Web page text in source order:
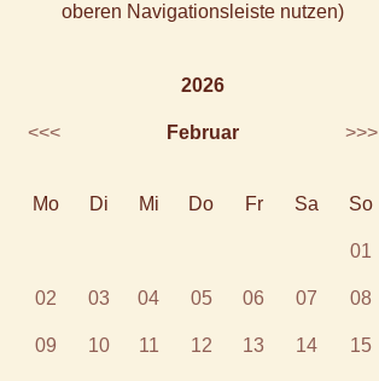
oberen Navigationsleiste nutzen)
2026
<<< Februar >>>
Mo Di Mi Do Fr Sa So
01
02 03 04 05 06 07 08
09 10 11 12 13 14 15